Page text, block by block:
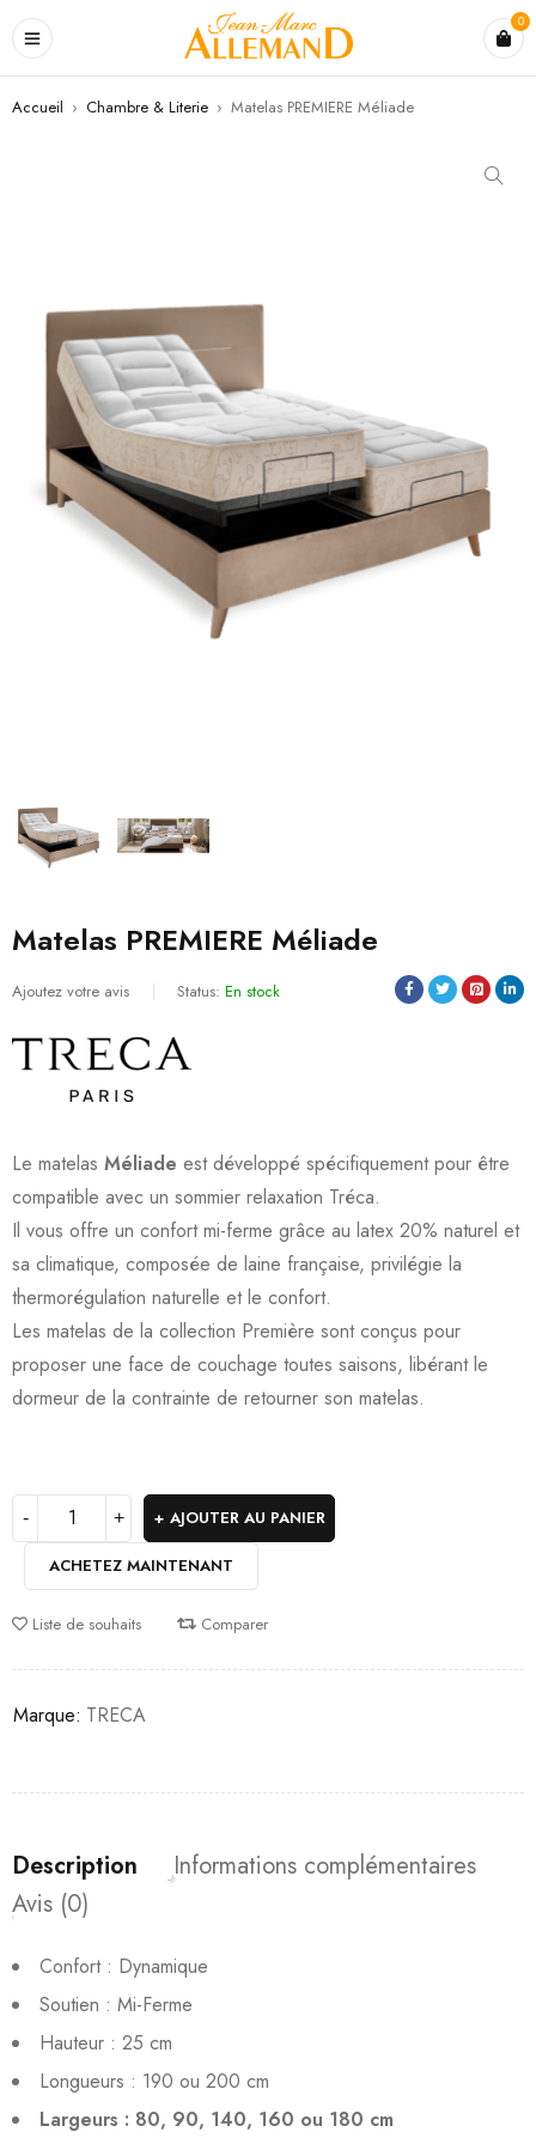
0
Accueil › Chambre & Literie › Matelas PREMIERE Méliade
Matelas PREMIERE Méliade
Ajoutez votre avis Status: En stock
Le matelas Méliade est développé spécifiquement pour être
compatible avec un sommier relaxation Tréca.
Il vous offre un confort mi-ferme grâce au latex 20% naturel et
sa climatique, composée de laine française, privilégie la
thermorégulation naturelle et le confort.
Les matelas de la collection Première sont conçus pour
proposer une face de couchage toutes saisons, libérant le
dormeur de la contrainte de retourner son matelas.
AJOUTER AU PANIER
ACHETEZ MAINTENANT
Liste de souhaits Comparer
Marque: TRECA
Description
Informations complémentaires
Avis (0)
Confort : Dynamique
Soutien : Mi-Ferme
Hauteur : 25 cm
Longueurs : 190 ou 200 cm
Largeurs : 80, 90, 140, 160 ou 180 cm